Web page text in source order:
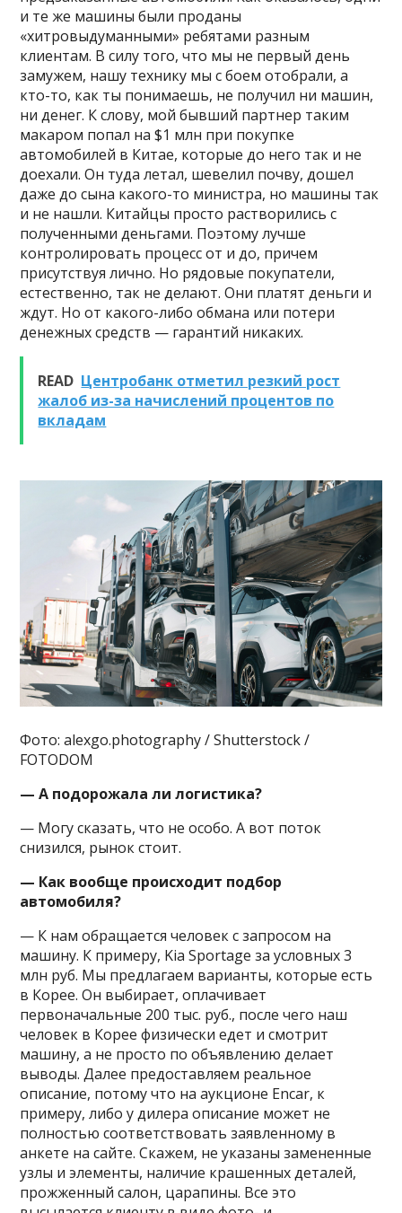
и те же машины были проданы
«хитровыдуманными» ребятами разным
клиентам. В силу того, что мы не первый день
замужем, нашу технику мы с боем отобрали, а
кто-то, как ты понимаешь, не получил ни машин,
ни денег. К слову, мой бывший партнер таким
макаром попал на $1 млн при покупке
автомобилей в Китае, которые до него так и не
доехали. Он туда летал, шевелил почву, дошел
даже до сына какого-то министра, но машины так
и не нашли. Китайцы просто растворились с
полученными деньгами. Поэтому лучше
контролировать процесс от и до, причем
присутствуя лично. Но рядовые покупатели,
естественно, так не делают. Они платят деньги и
ждут. Но от какого-либо обмана или потери
денежных средств — гарантий никаких.
READ Центробанк отметил резкий рост
жалоб из-за начислений процентов по
вкладам
Фото: alexgo.photography / Shutterstock /
FOTODOM
— А подорожала ли логистика?
— Могу сказать, что не особо. А вот поток
снизился, рынок стоит.
— Как вообще происходит подбор
автомобиля?
— К нам обращается человек с запросом на
машину. К примеру, Kia Sportage за условных 3
млн руб. Мы предлагаем варианты, которые есть
в Корее. Он выбирает, оплачивает
первоначальные 200 тыс. руб., после чего наш
человек в Корее физически едет и смотрит
машину, а не просто по объявлению делает
выводы. Далее предоставляем реальное
описание, потому что на аукционе Encar, к
примеру, либо у дилера описание может не
полностью соответствовать заявленному в
анкете на сайте. Скажем, не указаны замененные
узлы и элементы, наличие крашенных деталей,
прожженный салон, царапины. Все это